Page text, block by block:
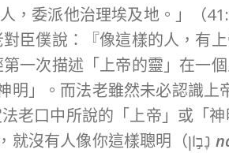
，委派他治理埃及地。」（
一次描述「上帝的靈」在一個
」。而法老雖然未必認識上
老口中所說的「上帝」或「